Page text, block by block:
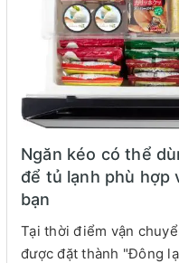
Ngăn kéo có thể
để tủ lạnh phù hợp
bạn
Tại thời điểm vận
được đặt thành "Đông